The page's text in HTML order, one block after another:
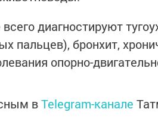
диагностируют
пальцев), бронхит,
опорно-
вTelegram-канале